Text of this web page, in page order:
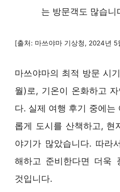
는 방문객도 많습니
[출처: 마쓰야마 기상청, 2024년 5
마쓰야마의 최적 방문 시
월)로, 기온이 온화하고
다. 실제 여행 후기 중에는
롭게 도시를 산책하고, 현
야기가 많았습니다. 따라
해하고 준비한다면 더욱
것입니다.